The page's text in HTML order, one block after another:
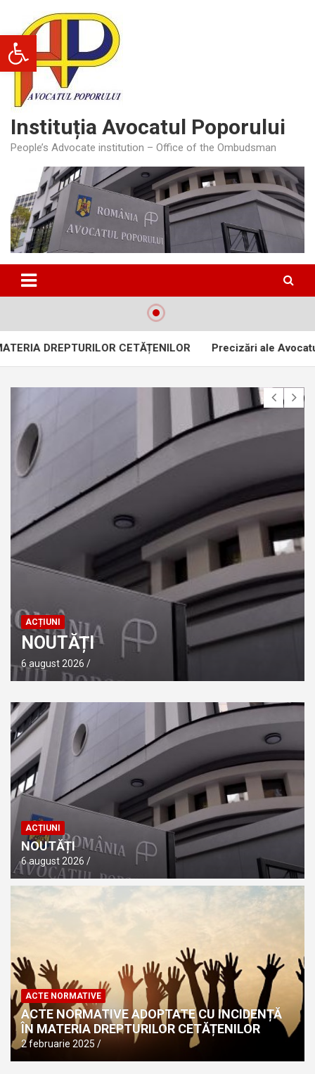
Deschide bara de unelte
content
Instituția Avocatul Poporului
People’s Advocate institution – Office of the Ombudsman
CETĂȚENILOR Precizări ale Avocatului
ACȚIUNI
NOUTĂȚI
6 august 2026
ACȚIUNI
NOUTĂȚI
6 august 2026
ACTE NORMATIVE
ACTE NORMATIVE ADOPTATE CU INCIDENȚĂ
ÎN MATERIA DREPTURILOR CETĂȚENILOR
2 februarie 2025